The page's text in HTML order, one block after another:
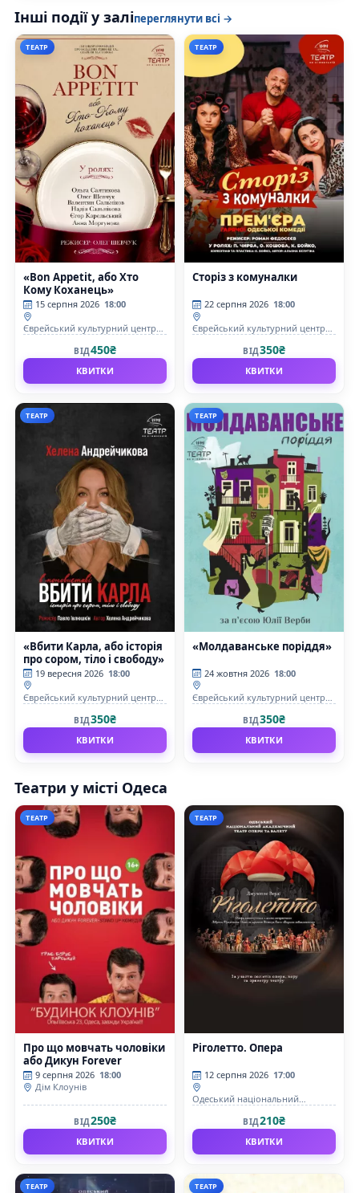
Інші події у заліпереглянути всі →
ТЕАТР
«Bon Appetit, або Хто
Кому Коханець»
15 серпня 2026 18:00
Єврейський культурний центр
ВІД450₴
КВИТКИ
ТЕАТР
Сторіз з комуналки
22 серпня 2026 18:00
Єврейський культурний центр
ВІД350₴
КВИТКИ
ТЕАТР
«Вбити Карла, або історія
про сором, тіло і свободу»
19 вересня 2026 18:00
Єврейський культурний центр
ВІД350₴
КВИТКИ
ТЕАТР
«Молдаванське поріддя»
24 жовтня 2026 18:00
Єврейський культурний центр
ВІД350₴
КВИТКИ
Театри у місті Одеса
ТЕАТР
Про що мовчать чоловіки
або Дикун Forever
9 серпня 2026 18:00
Дім Клоунів
ВІД250₴
КВИТКИ
ТЕАТР
Ріголетто. Опера
12 серпня 2026 17:00
Одеський національний
ВІД210₴
КВИТКИ
ТЕАТР ТЕАТР